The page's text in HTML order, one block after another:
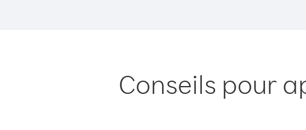
Conseils pour